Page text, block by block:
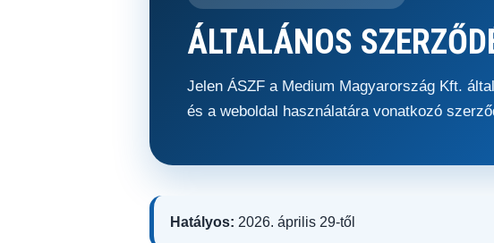
ÁLTALÁNOS
Jelen ÁSZF a Medium Magyarország Kft.
és a weboldal használatára vonatkozó
Hatályos: 2026. április 29-től